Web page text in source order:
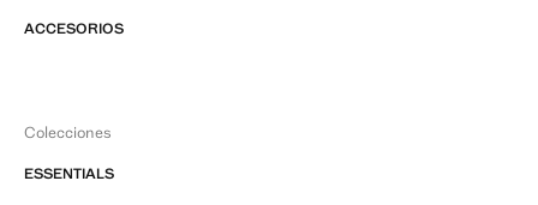
ACCESORIOS
Colecciones
ESSENTIALS